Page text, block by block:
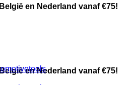
en Nederland vanaf €75!
en Nederland vanaf €75!